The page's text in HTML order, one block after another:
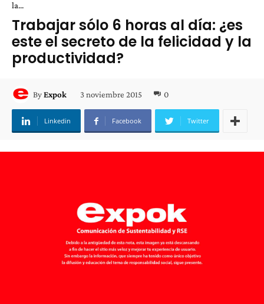
la...
Trabajar sólo 6 horas al día: ¿es
este el secreto de la felicidad y la
productividad?
ByExpok 3 noviembre 2015 0
Linkedin Facebook Twitter